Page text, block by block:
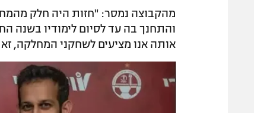
מהקבוצה נמסר: "חזות היה חלק
והתחנך בה עד לסיום לימודיו בשנה
אותה אנו מציעים לשחקני המחלקה,